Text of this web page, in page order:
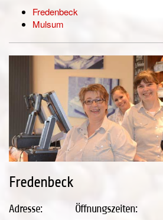
Fredenbeck
Mulsum
Fredenbeck
Adresse:
Öffnungszeiten: